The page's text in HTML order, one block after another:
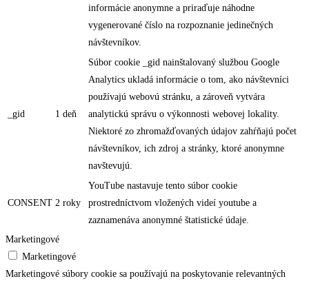
informácie anonymne a priraďuje náhodne
vygenerované číslo na rozpoznanie jedinečných
návštevníkov.
_gid 1 deň
Súbor cookie _gid nainštalovaný službou Google
Analytics ukladá informácie o tom, ako návštevníci
používajú webovú stránku, a zároveň vytvára
analytickú správu o výkonnosti webovej lokality.
Niektoré zo zhromažďovaných údajov zahŕňajú počet
návštevníkov, ich zdroj a stránky, ktoré anonymne
navštevujú.
CONSENT 2 roky
YouTube nastavuje tento súbor cookie
prostredníctvom vložených videí youtube a
zaznamenáva anonymné štatistické údaje.
Marketingové
Marketingové
Marketingové súbory cookie sa používajú na poskytovanie relevantných